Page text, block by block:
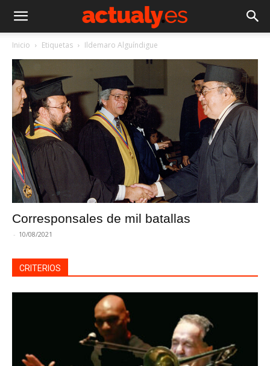
Inicio Etiquetas Ildemaro Alguíndigue
Corresponsales de mil batallas
- 10/08/2021
CRITERIOS